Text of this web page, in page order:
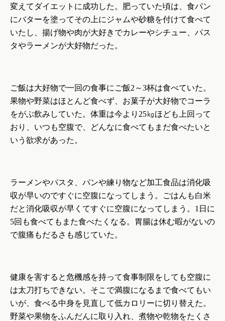
変えてダイエットに成功した。肥っていた頃は、食パン
にバターを塗ってその上にジャムや砂糖を付けて食べて
いたし、揚げ物や肉が大好きでカレーやシチュー、パス
タやラーメンが大好物だった。
ご飯は大好物で一回の食事にご飯2 ～3杯は食べていた。
果物や野菜はほとんど食べず、お菓子が大好物でコーラ
をがぶ飲みしていた。体重は今より 25㎏ほども上回って
おり、いつも空腹で、どんなに食べてもまだ食べたいと
いう欲求があった。
ラーメンやパスタ、パンや練り物など加工食品は消化吸
収が早いのですぐに空腹になってしまう。ごはんも白米
だと消化吸収が早くてすぐに空腹になってしまう。 1 日に
5回も食べてもまた食べたくなる。胃腸は休む暇がないの
で腹痛もだるさも感じていた。
健康を害すると危機感を持って食事制限をしても空腹に
は太刀打ちできない。そこで満腹になるまで食べてもい
いが、食べる中身を見直して低カロリーに切り替えた。
野菜や果物をふんだんに取り入れ、煮物や乾物をたくさ